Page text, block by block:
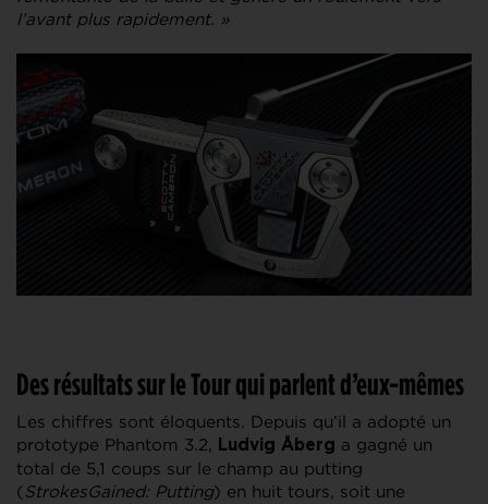
l’avant plus rapidement. »
Des résultats sur le Tour qui parlent d’eux-mêmes
Les chiffres sont éloquents. Depuis qu’il a adopté un
prototype Phantom 3.2,
Ludvig Åberg a gagné un
total de 5,1 coups sur le champ au putting
(StrokesGained: Putting) en huit tours, soit une